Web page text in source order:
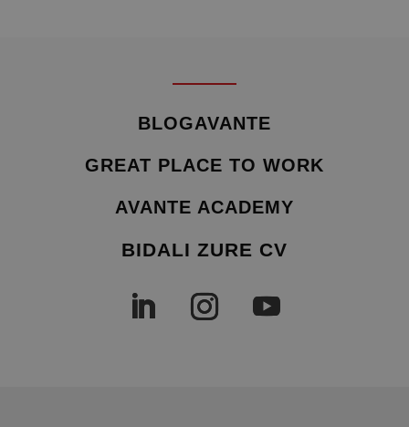
BLOGAVANTE
GREAT PLACE TO WORK
AVANTE ACADEMY
BIDALI ZURE CV